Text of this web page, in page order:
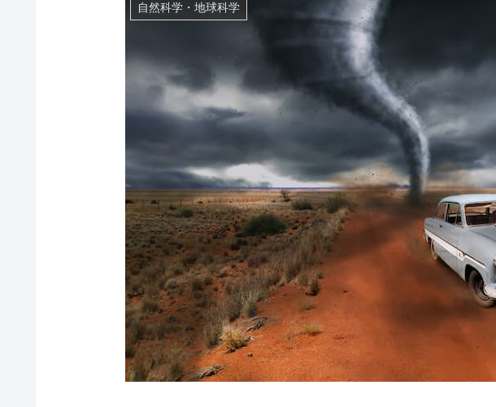
自然科学・地球科学